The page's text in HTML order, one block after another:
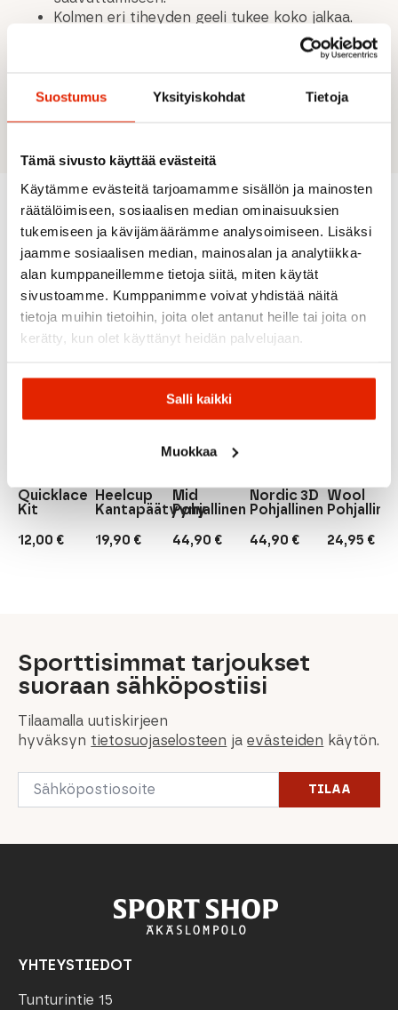
Suostumus Yksityiskohdat Tietoja
Tämä sivusto käyttää evästeitä
Käytämme evästeitä tarjoamamme sisällön ja mainosten
räätälöimiseen, sosiaalisen median ominaisuuksien
tukemiseen ja kävijämäärämme analysoimiseen. Lisäksi
jaamme sosiaalisen median, mainosalan ja analytiikka-
alan kumppaneillemme tietoja siitä, miten käytät
sivustoamme. Kumppanimme voivat yhdistää näitä
tietoja muihin tietoihin, joita olet antanut heille tai joita on
kerätty, kun olet käyttänyt heidän palvelujaan.
Salli kaikki
Muokkaa
Kolmen eri tiheyden geeli tukee koko jalkaa.
Päällyskerros bambuviskoosia pitää jalat
Sopii kaikille kaarityypeille.
Suositeltua sinulle
12,00 €
Quicklace
Kit
19,90 €
Heelcup
Kantapäätyyny
44,90 €
Sidas
Mid
Pohjallinen
44,90 €
Nordic 3D
Pohjallinen
24,95 €
Wool
Sporttisimmat tarjoukset
suoraan sähköpostiisi
Tilaamalla uutiskirjeen
hyväksyn tietosuojaselosteen jaevästeiden käytön.
Email
TILAA
YHTEYSTIEDOT
Tunturintie 15